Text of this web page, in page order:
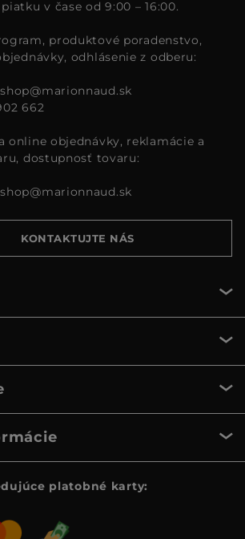
v čase od 9:00 – 16:00.
produktové poradenstvo,
odhlásenie z odberu:
662
online objednávky, reklamácie a
dostupnosť tovaru:
KONTAKTUJTE NÁS
platobné karty: